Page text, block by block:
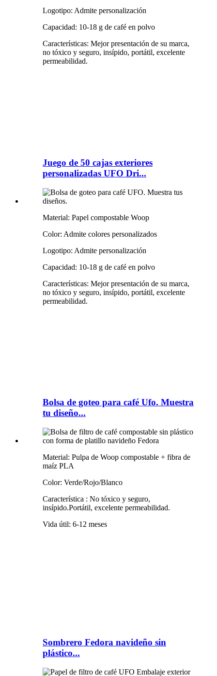
Logotipo: Admite personalización
Capacidad: 10-18 g de café en polvo
Características: Mejor presentación de su marca,
no tóxico y seguro, insípido, portátil, excelente
permeabilidad.
Juego de 50 cajas exteriores
personalizadas UFO Dri...
Material: Papel compostable Woop
Color: Admite colores personalizados
Logotipo: Admite personalización
Capacidad: 10-18 g de café en polvo
Características: Mejor presentación de su marca,
no tóxico y seguro, insípido, portátil, excelente
permeabilidad.
Bolsa de goteo para café Ufo. Muestra
tu diseño...
Material: Pulpa de Woop compostable + fibra de
maíz PLA
Color: Verde/Rojo/Blanco
Característica : No tóxico y seguro,
insípido.Portátil, excelente permeabilidad.
Vida útil: 6-12 meses
Sombrero Fedora navideño sin
plástico...